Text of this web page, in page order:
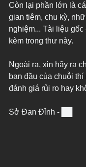
Còn lại phần lớn là
gian tiêm, chu kỳ,
nghiệm... Tài liệu
kèm trong thư này.
Ngoài ra, xin hãy ra
ban đầu của chuỗi
đánh giá rủi ro hay
Sở Đan Đỉnh - ██